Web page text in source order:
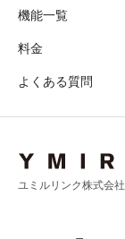
機能一覧
料金
よくある質問
ユミルリンク株式会社